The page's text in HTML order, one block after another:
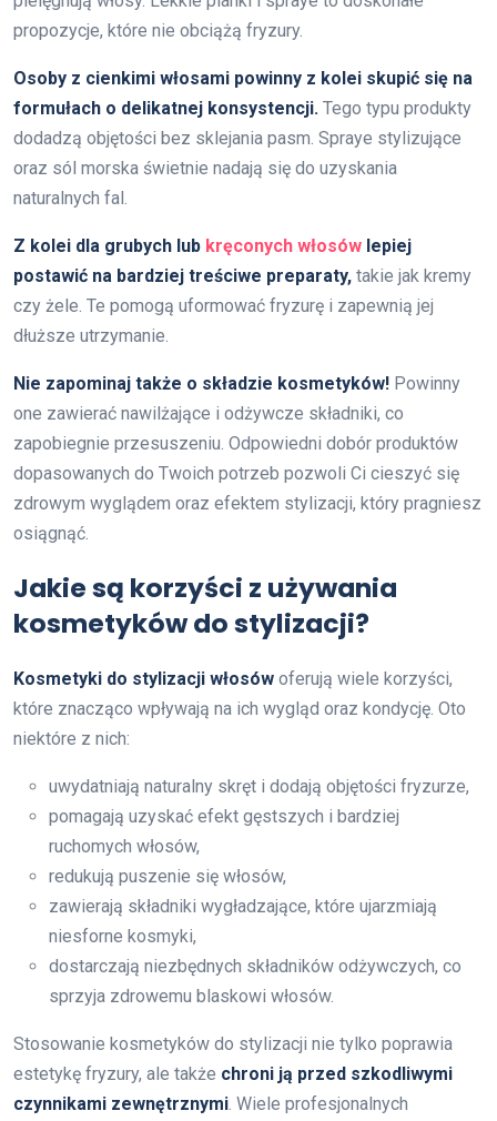
propozycje, które nie obciążą fryzury.
Osoby z cienkimi włosami powinny z kolei skupić się na
formułach o delikatnej konsystencji. Tego typu produkty
dodadzą objętości bez sklejania pasm. Spraye stylizujące
oraz sól morska świetnie nadają się do uzyskania
naturalnych fal.
Z kolei dla grubych lub kręconych włosów lepiej
postawić na bardziej treściwe preparaty, takie jak kremy
czy żele. Te pomogą uformować fryzurę i zapewnią jej
dłuższe utrzymanie.
Nie zapominaj także o składzie kosmetyków! Powinny
one zawierać nawilżające i odżywcze składniki, co
zapobiegnie przesuszeniu. Odpowiedni dobór produktów
dopasowanych do Twoich potrzeb pozwoli Ci cieszyć się
zdrowym wyglądem oraz efektem stylizacji, który pragniesz
osiągnąć.
Jakie są korzyści z używania
kosmetyków do stylizacji?
Kosmetyki do stylizacji włosów oferują wiele korzyści,
które znacząco wpływają na ich wygląd oraz kondycję. Oto
niektóre z nich:
uwydatniają naturalny skręt i dodają objętości fryzurze,
pomagają uzyskać efekt gęstszych i bardziej
ruchomych włosów,
redukują puszenie się włosów,
zawierają składniki wygładzające, które ujarzmiają
niesforne kosmyki,
dostarczają niezbędnych składników odżywczych, co
sprzyja zdrowemu blaskowi włosów.
Stosowanie kosmetyków do stylizacji nie tylko poprawia
estetykę fryzury, ale także chroni ją przed szkodliwymi
czynnikami zewnętrznymi. Wiele profesjonalnych